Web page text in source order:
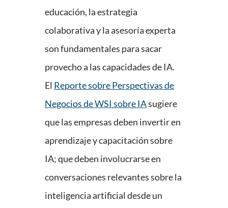
educación, la estrategia
colaborativa y la asesoría experta
son fundamentales para sacar
provecho a las capacidades de IA.
El Reporte sobre Perspectivas de
Negocios de WSI sobre IAsugiere
que las empresas deben invertir en
aprendizaje y capacitación sobre
IA; que deben involucrarse en
conversaciones relevantes sobre la
inteligencia artificial desde un